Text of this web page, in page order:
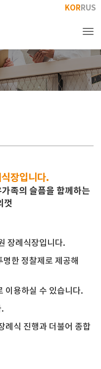
KORRUS
장입니다.
족의 슬픔을 함께하는
껏
장례식장입니다.
한 정찰제로 제공해
이용하실 수 있습니다.
례식 진행과 더불어 종합